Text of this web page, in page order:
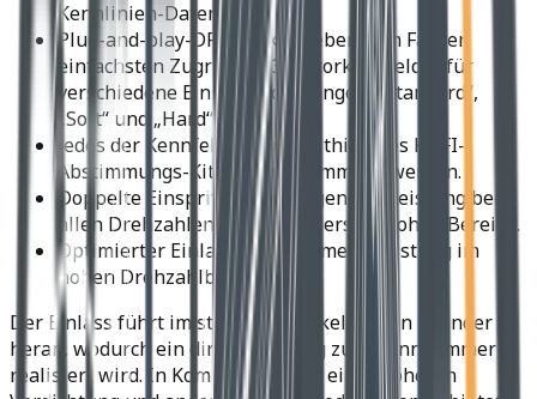
Kennlinien-Daten
Plug-and-play-DFI-Stecker geben dem Fahrer
einfachsten Zugriff auf 3 Motorkennfelder für
verschiedene Einsatzbedingungen: „Standard“,
„Soft“ und „Hard“.
Jedes der Kennfelder kann mithilfe des KX FI-
Abstimmungs-Kits umprogrammiert werden.
Doppelte Einspritzdüsen tragen zur Leistung bei
allen Drehzahlen bei, besonders im hohen Bereich.
Optimierter Einlass für noch mehr Leistung im
hohen Drehzahlbereich!
Der Einlass führt im steileren Winkel an den Zylinder
heran, wodurch ein direkterer Weg zur Brennkammer
realisiert wird. In Kombination mit einer höheren